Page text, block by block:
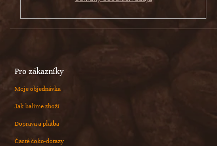
Pro zákazníky
Moje objednávka
Jak balíme zboží
Doprava a platba
Časté čoko-dotazy